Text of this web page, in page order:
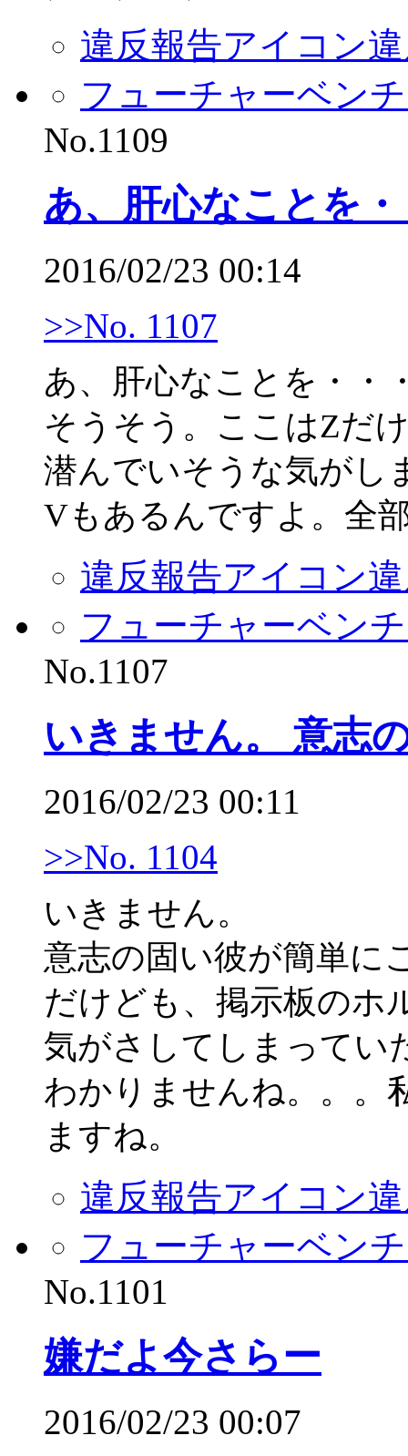
違反報告アイコン
フューチャーベン
No.1109
あ、肝心なことを
2016/02/23 00:14
>>No. 1107
あ、肝心なことを・・
そうそう。ここはZだ
潜んでいそうな気がし
Vもあるんですよ。全
違反報告アイコン
フューチャーベン
No.1107
いきません。 意志
2016/02/23 00:11
>>No. 1104
いきません。
意志の固い彼が簡単に
だけども、掲示板のホ
気がさしてしまってい
わかりませんね。。。
ますね。
違反報告アイコン
フューチャーベン
No.1101
嫌だよ今さらー
2016/02/23 00:07